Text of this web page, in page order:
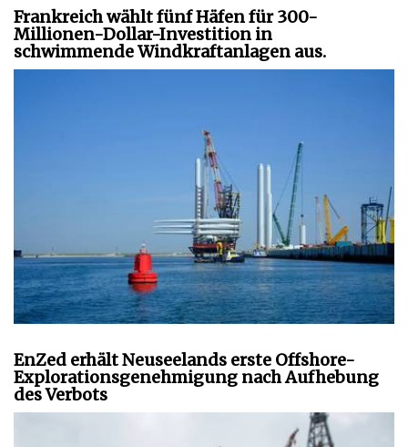
Frankreich wählt fünf Häfen für 300-
Millionen-Dollar-Investition in
schwimmende Windkraftanlagen aus.
EnZed erhält Neuseelands erste Offshore-
Explorationsgenehmigung nach Aufhebung
des Verbots